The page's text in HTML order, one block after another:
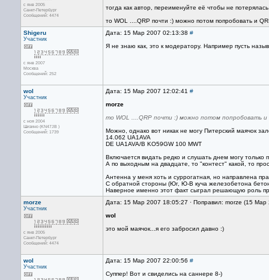
с янв 2005
Санкт-Петербург
Сообщений: 4474
тогда как автор, переименуйте её чтобы не
то WOL ....QRP почти :) можно потом попробовать и
Shigeru
Участник
с янв 2007
Москва
Сообщений: 252
Дата: 15 Мар 2007 02:13:38 #
Я не знаю как, это к модератору. Например пусть
wol
Участник
с ноя 2004
Шизино (KN47JB )
Сообщений: 1739
Дата: 15 Мар 2007 12:02:41 #
morze
то WOL ....QRP почти :) можно потом попробовать и
Можно, однако вот никак не могу Питерский маячок
14.062 UA1AVA
DE UA1AVA/B KO59GW 100 MWT
Включается видать редко и слушать днем могу только
А по выходным на двадцате, то "контест" какой, то
Антенна у меня хоть и суррогатная, но направлена
С обратной стороны (Юг, Ю-В куча железобетона
Наверное именно этот факт сыграл решающую роль
morze
Участник
с янв 2005
Санкт-Петербург
Сообщений: 4474
Дата: 15 Мар 2007 18:05:27 · Поправил: morze (15
wol
это мой маячок...я его забросил давно :)
wol
Участник
Дата: 15 Мар 2007 22:00:56 #
Суппер! Вот и свиделись на саннере 8-)